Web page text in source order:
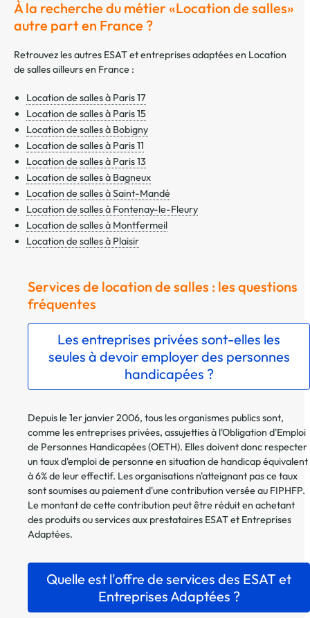
À la recherche du métier «Location de salles»
autre part en France ?
Retrouvez les autres ESAT et entreprises adaptées en Location
de salles ailleurs en France :
Location de salles à Paris 17
Location de salles à Paris 15
Location de salles à Bobigny
Location de salles à Paris 11
Location de salles à Paris 13
Location de salles à Bagneux
Location de salles à Saint-Mandé
Location de salles à Fontenay-le-Fleury
Location de salles à Montfermeil
Location de salles à Plaisir
Services de location de salles : les questions
fréquentes
Les entreprises privées sont-elles les
seules à devoir employer des personnes
handicapées ?
Depuis le 1er janvier 2006, tous les organismes publics sont,
comme les entreprises privées, assujetties à l'Obligation d'Emploi
de Personnes Handicapées (OETH). Elles doivent donc respecter
un taux d'emploi de personne en situation de handicap équivalent
à 6% de leur effectif. Les organisations n'atteignant pas ce taux
sont soumises au paiement d'une contribution versée au FIPHFP.
Le montant de cette contribution peut être réduit en achetant
des produits ou services aux prestataires ESAT et Entreprises
Adaptées.
Quelle est l'offre de services des ESAT et
Entreprises Adaptées ?